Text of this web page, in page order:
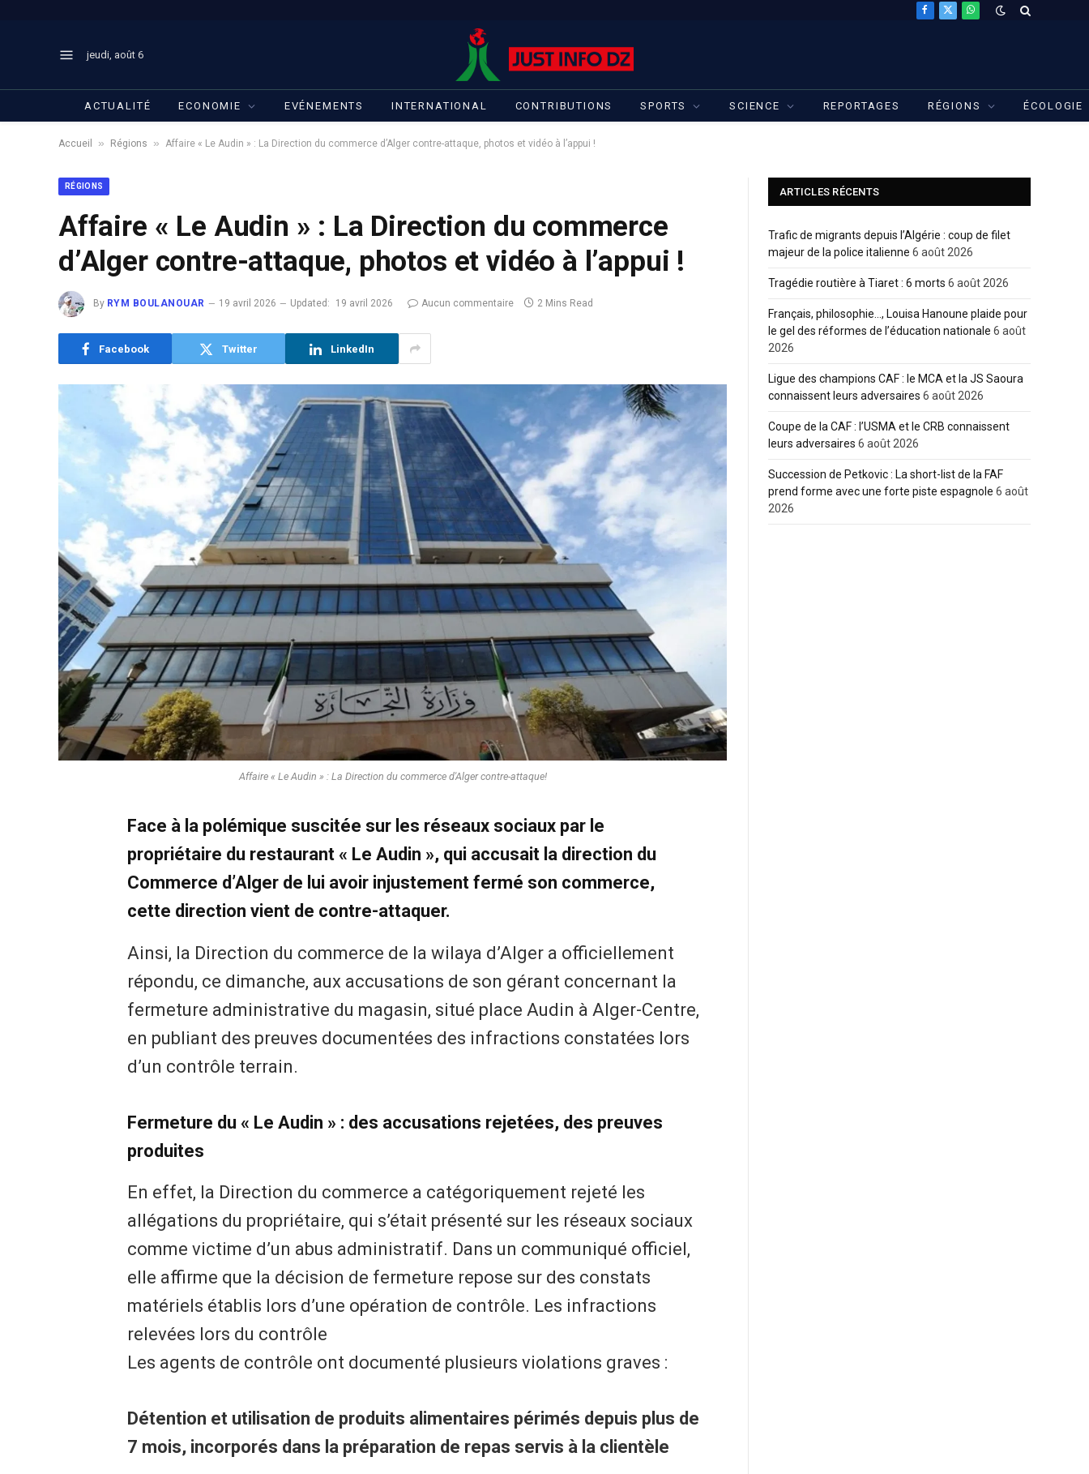
Facebook
X
WhatsApp
jeudi, août 6
ACTUALITÉ ECONOMIE EVÉNEMENTS INTERNATIONAL CONTRIBUTIONS SPORTS SCIENCE REPORTAGES RÉGIONS ÉCOLOGIE
Accueil » Régions » Affaire « Le Audin » : La Direction du commerce d’Alger contre-attaque, photos et vidéo à l’appui !
RÉGIONS
Affaire « Le Audin » : La Direction du commerce
d’Alger contre-attaque, photos et vidéo à l’appui !
By RYM BOULANOUAR 19 avril 2026 Updated: 19 avril 2026 Aucun commentaire 2 Mins Read
Facebook Twitter LinkedIn
Affaire « Le Audin » : La Direction du commerce d'Alger contre-attaque!
Face à la polémique suscitée sur les réseaux sociaux par le
propriétaire du restaurant « Le Audin », qui accusait la direction du
Commerce d’Alger de lui avoir injustement fermé son commerce,
cette direction vient de contre-attaquer.
Ainsi, la Direction du commerce de la wilaya d’Alger a officiellement
répondu, ce dimanche, aux accusations de son gérant concernant la
fermeture administrative du magasin, situé place Audin à Alger-Centre,
en publiant des preuves documentées des infractions constatées lors
d’un contrôle terrain.
Fermeture du « Le Audin » : des accusations rejetées, des preuves
produites
En effet, la Direction du commerce a catégoriquement rejeté les
allégations du propriétaire, qui s’était présenté sur les réseaux sociaux
comme victime d’un abus administratif. Dans un communiqué officiel,
elle affirme que la décision de fermeture repose sur des constats
matériels établis lors d’une opération de contrôle. Les infractions
relevées lors du contrôle
Les agents de contrôle ont documenté plusieurs violations graves :
Détention et utilisation de produits alimentaires périmés depuis plus de
7 mois, incorporés dans la préparation de repas servis à la clientèle
ARTICLES RÉCENTS
Trafic de migrants depuis l’Algérie : coup de filet
majeur de la police italienne 6 août 2026
Tragédie routière à Tiaret : 6 morts 6 août 2026
Français, philosophie…, Louisa Hanoune plaide pour
le gel des réformes de l’éducation nationale 6 août
2026
Ligue des champions CAF : le MCA et la JS Saoura
connaissent leurs adversaires 6 août 2026
Coupe de la CAF : l’USMA et le CRB connaissent
leurs adversaires 6 août 2026
Succession de Petkovic : La short-list de la FAF
prend forme avec une forte piste espagnole 6 août
2026